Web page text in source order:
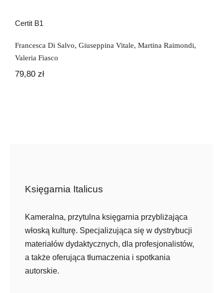
Certit B1
Francesca Di Salvo, Giuseppina Vitale, Martina Raimondi,
Valeria Fiasco
79,80 zł
Księgarnia Italicus
Kameralna, przytulna księgarnia przybliżająca
włoską kulturę. Specjalizująca się w dystrybucji
materiałów dydaktycznych, dla profesjonalistów,
a także oferująca tłumaczenia i spotkania
autorskie.